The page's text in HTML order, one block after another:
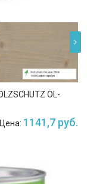
ÖL-
Цена: 1141,7 руб.